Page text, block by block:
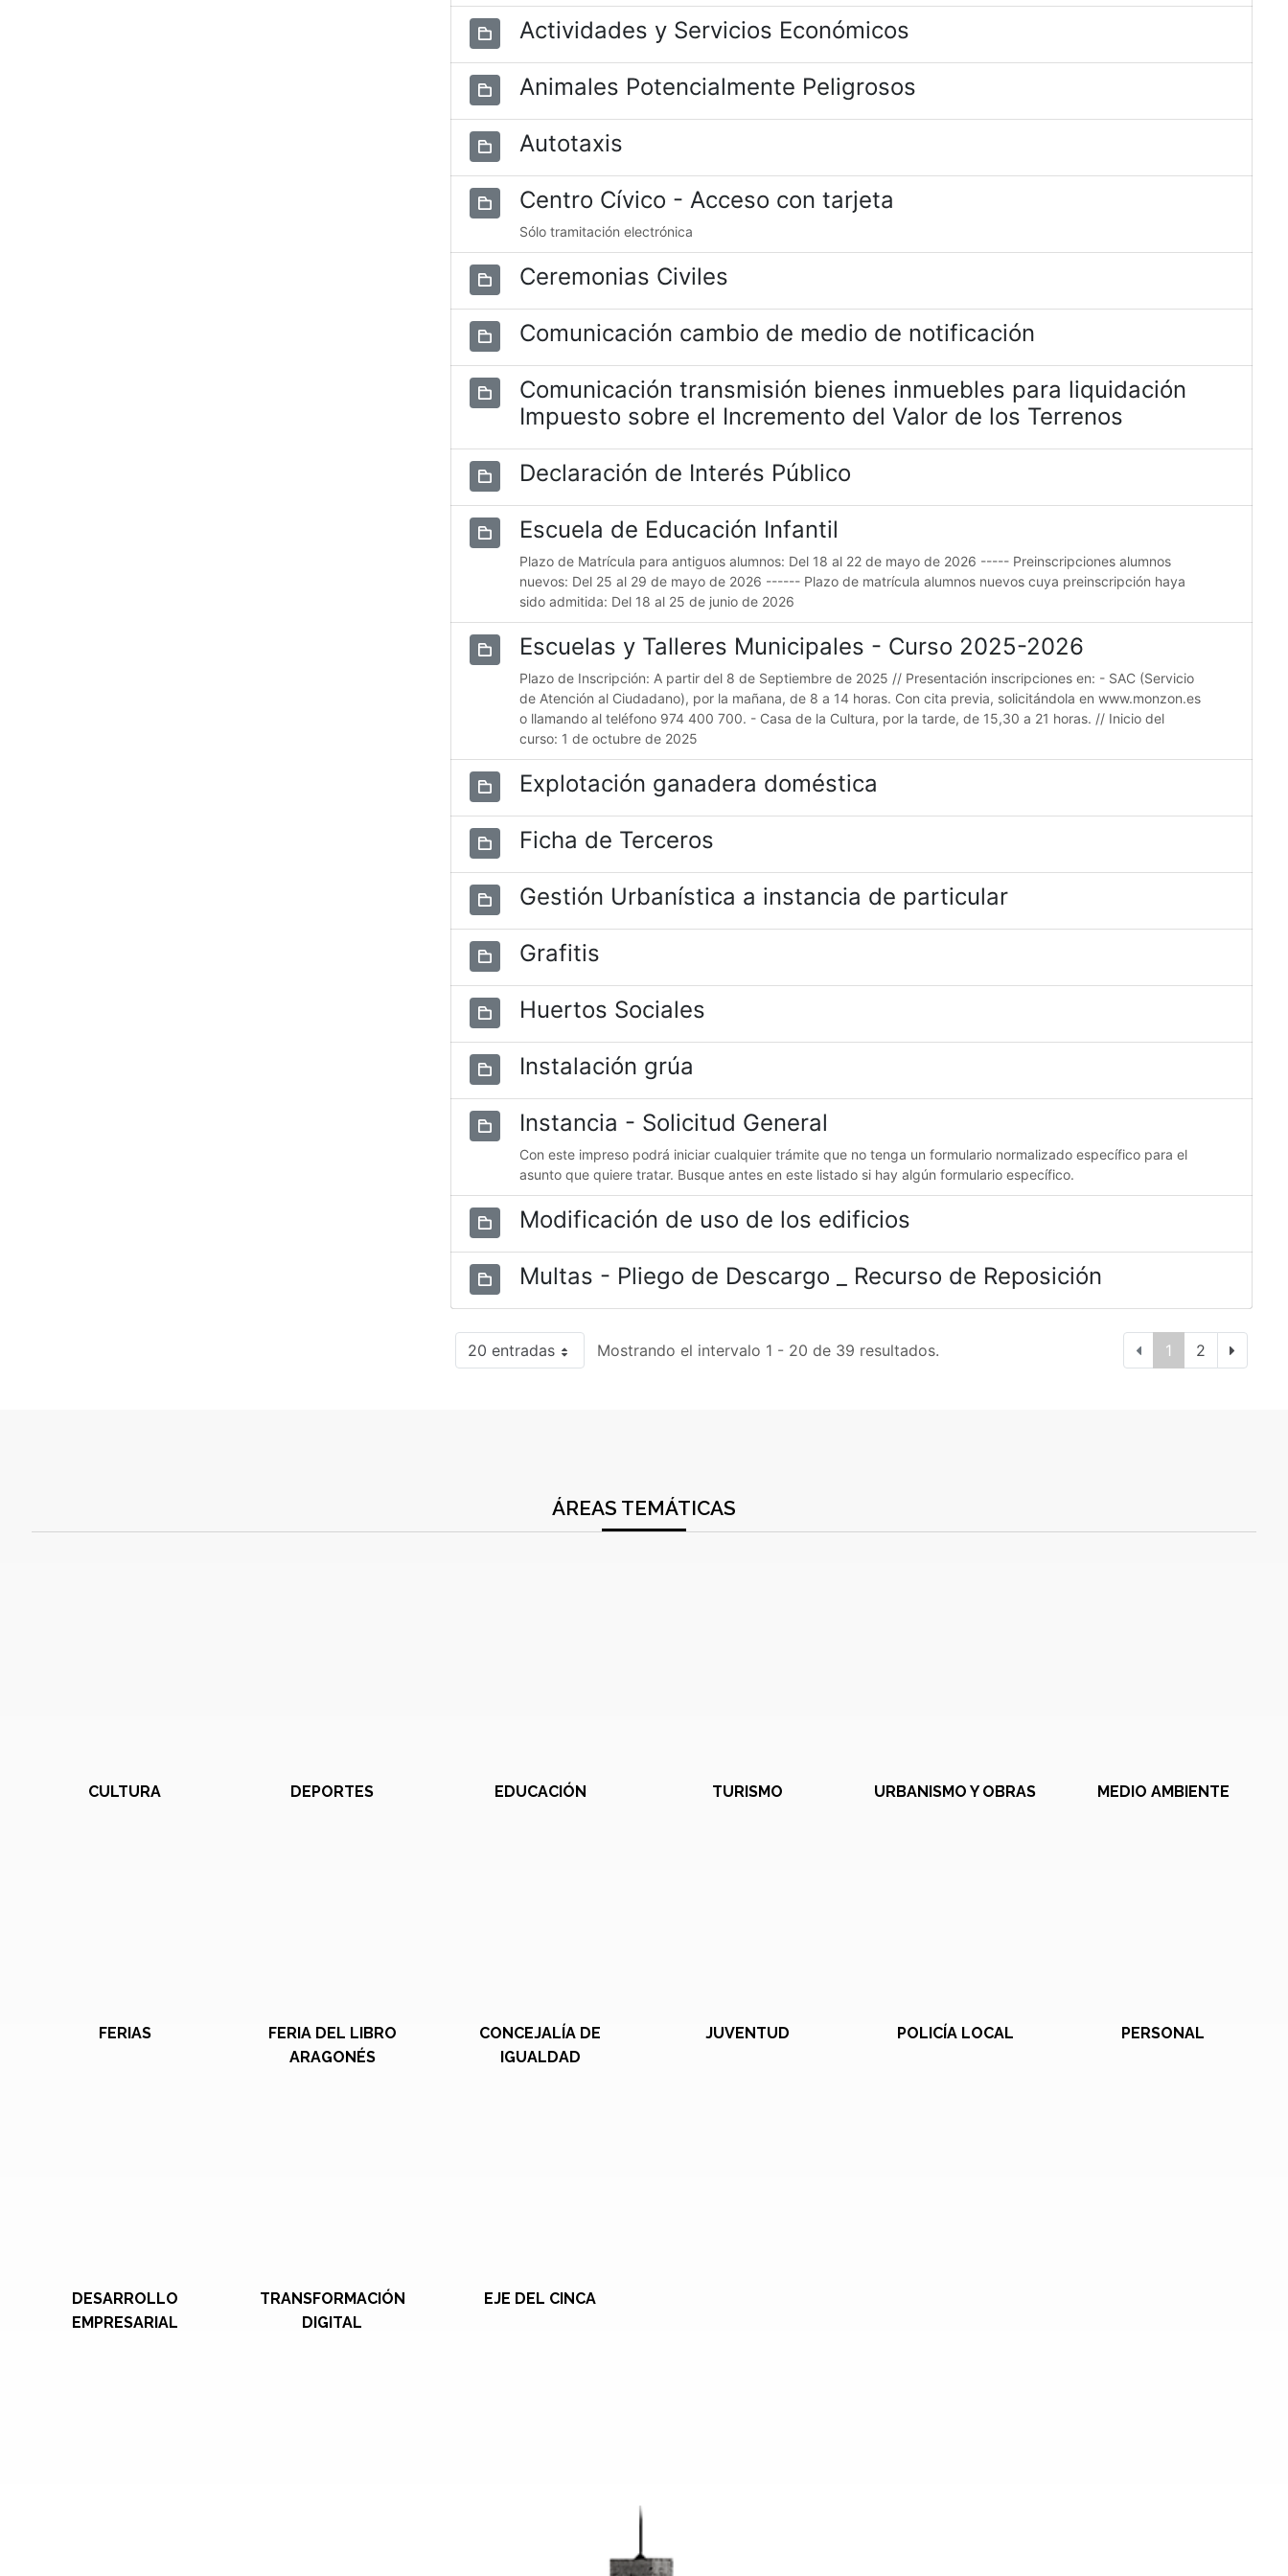
Actividades y Servicios Económicos
Animales Potencialmente Peligrosos
Autotaxis
Centro Cívico - Acceso con tarjeta
Sólo tramitación electrónica
Ceremonias Civiles
Comunicación cambio de medio de notificación
Comunicación transmisión bienes inmuebles para liquidación
Impuesto sobre el Incremento del Valor de los Terrenos
Declaración de Interés Público
Escuela de Educación Infantil
Plazo de Matrícula para antiguos alumnos: Del 18 al 22 de mayo de 2026 ----- Preinscripciones alumnos
nuevos: Del 25 al 29 de mayo de 2026 ------ Plazo de matrícula alumnos nuevos cuya preinscripción haya
sido admitida: Del 18 al 25 de junio de 2026
Escuelas y Talleres Municipales - Curso 2025-2026
Plazo de Inscripción: A partir del 8 de Septiembre de 2025 // Presentación inscripciones en: - SAC (Servicio
de Atención al Ciudadano), por la mañana, de 8 a 14 horas. Con cita previa, solicitándola en www.monzon.es
o llamando al teléfono 974 400 700. - Casa de la Cultura, por la tarde, de 15,30 a 21 horas. // Inicio del
curso: 1 de octubre de 2025
Explotación ganadera doméstica
Ficha de Terceros
Gestión Urbanística a instancia de particular
Grafitis
Huertos Sociales
Instalación grúa
Instancia - Solicitud General
Con este impreso podrá iniciar cualquier trámite que no tenga un formulario normalizado específico para el
asunto que quiere tratar. Busque antes en este listado si hay algún formulario específico.
Modificación de uso de los edificios
Multas - Pliego de Descargo _ Recurso de Reposición
20 entradas Mostrando el intervalo 1 - 20 de 39 resultados. 1 2
ÁREAS TEMÁTICAS
CULTURA DEPORTES EDUCACIÓN TURISMO URBANISMO Y OBRAS MEDIO AMBIENTE
FERIAS
FERIA DEL LIBRO
ARAGONÉS
CONCEJALÍA DE
IGUALDAD
JUVENTUD POLICÍA LOCAL PERSONAL
DESARROLLO
EMPRESARIAL
TRANSFORMACIÓN
DIGITAL
EJE DEL CINCA